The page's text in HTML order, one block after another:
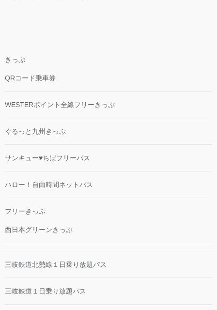
きっぷ
QRコード乗車券
WESTERポイント全線フリーきっぷ
ぐるっと九州きっぷ
サンキュー♥ちばフリーパス
ハロー！自由時間ネットパス
フリーきっぷ
西日本グリーンきっぷ
三岐鉄道北勢線１日乗り放題パス
三岐鉄道１日乗り放題パス